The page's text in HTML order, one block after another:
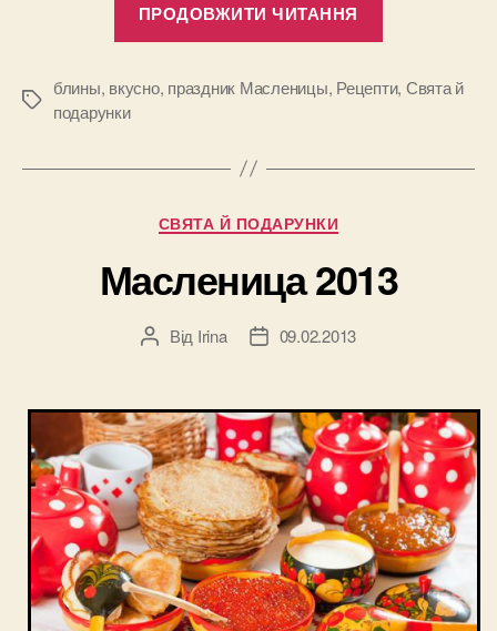
ПРОДОВЖИТИ ЧИТАННЯ
Масленице”
Позначки
блины, вкусно, праздник Масленицы, Рецепти, Свята й
подарунки
Категорії
СВЯТА Й ПОДАРУНКИ
Масленица 2013
Автор
Від Irina
Дата09.02.2013